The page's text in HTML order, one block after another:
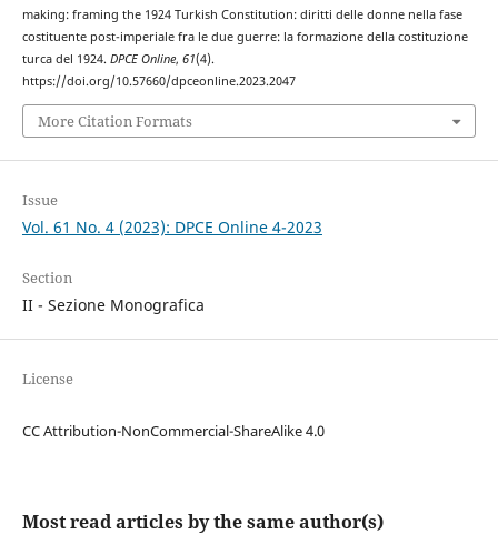
making: framing the 1924 Turkish Constitution: diritti delle donne nella fase
costituente post-imperiale fra le due guerre: la formazione della costituzione
turca del 1924. DPCE Online, 61(4).
https://doi.org/10.57660/dpceonline.2023.2047
More Citation Formats
Issue
Vol. 61 No. 4 (2023): DPCE Online 4-2023
Section
II - Sezione Monografica
License
CC Attribution-NonCommercial-ShareAlike 4.0
Most read articles by the same author(s)